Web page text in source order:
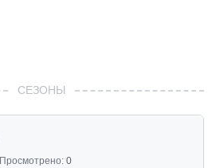
СЕЗОНЫ
Просмотрено: 0